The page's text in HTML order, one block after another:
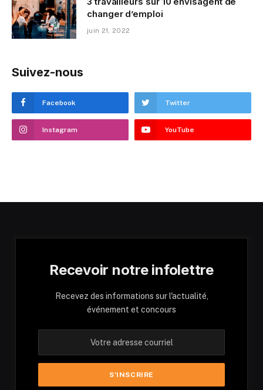
changer d’emploi
juin 21, 2022
Suivez-nous
Facebook Twitter
Instagram YouTube
Recevoir notre infolettre
Recevez des informations sur l'actualité,
événement et concours